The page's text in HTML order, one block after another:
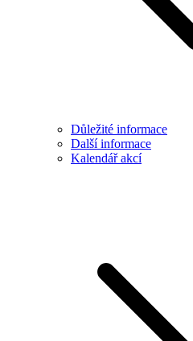
Důležité informace
Další informace
Kalendář akcí